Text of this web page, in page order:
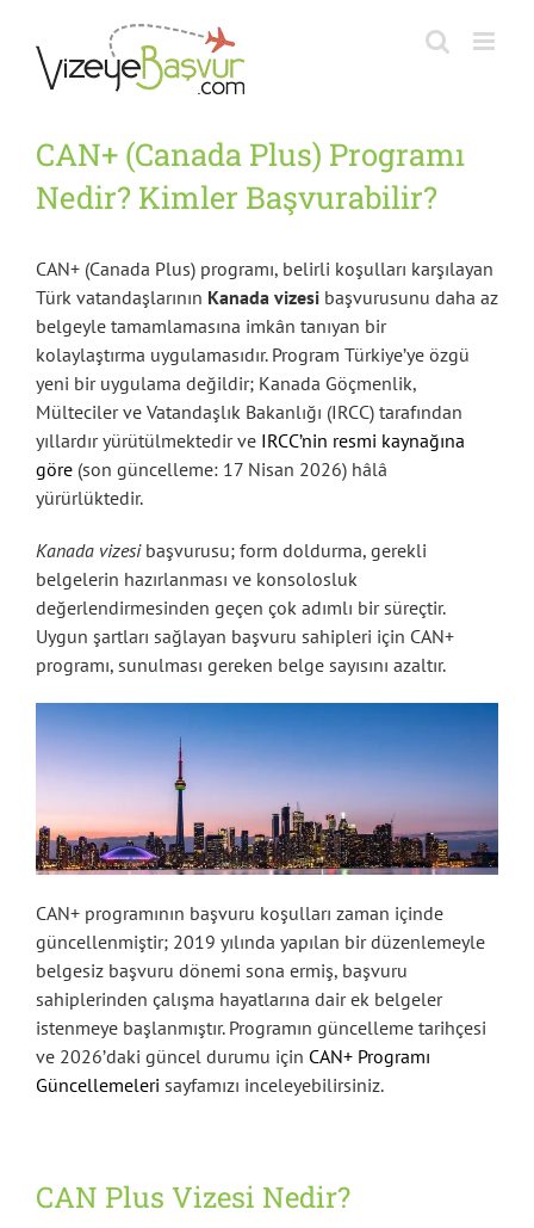
content
CAN+ (Canada Plus) Programı
Nedir? Kimler Başvurabilir?
CAN+ (Canada Plus) programı, belirli koşulları karşılayan
Türk vatandaşlarının Kanada vizesi başvurusunu daha az
belgeyle tamamlamasına imkân tanıyan bir
kolaylaştırma uygulamasıdır. Program Türkiye’ye özgü
yeni bir uygulama değildir; Kanada Göçmenlik,
Mülteciler ve Vatandaşlık Bakanlığı (IRCC) tarafından
yıllardır yürütülmektedir ve IRCC’nin resmi kaynağına
göre (son güncelleme: 17 Nisan 2026) hâlâ
yürürlüktedir.
Kanada vizesibaşvurusu; form doldurma, gerekli
belgelerin hazırlanması ve konsolosluk
değerlendirmesinden geçen çok adımlı bir süreçtir.
Uygun şartları sağlayan başvuru sahipleri için CAN+
programı, sunulması gereken belge sayısını azaltır.
CAN+ programının başvuru koşulları zaman içinde
güncellenmiştir; 2019 yılında yapılan bir düzenlemeyle
belgesiz başvuru dönemi sona ermiş, başvuru
sahiplerinden çalışma hayatlarına dair ek belgeler
istenmeye başlanmıştır. Programın güncelleme tarihçesi
ve 2026’daki güncel durumu için CAN+ Programı
Güncellemeleri sayfamızı inceleyebilirsiniz.
CAN Plus Vizesi Nedir?